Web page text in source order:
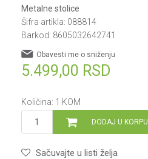
Metalne stolice
Šifra artikla: 088814
Barkod: 8605032642741
5.499,00 RSD
Obavesti me o sniženju
Količina: 1 KOM
DODAJ U KORPU
Sačuvajte u listi želja